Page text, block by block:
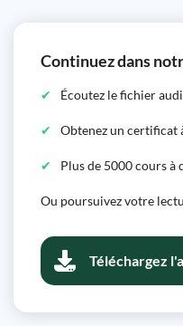
Continuez dans
Écoutez le fichier
Obtenez un certificat
Plus de 5000 cours à
Ou poursuivez votre
Téléchargez